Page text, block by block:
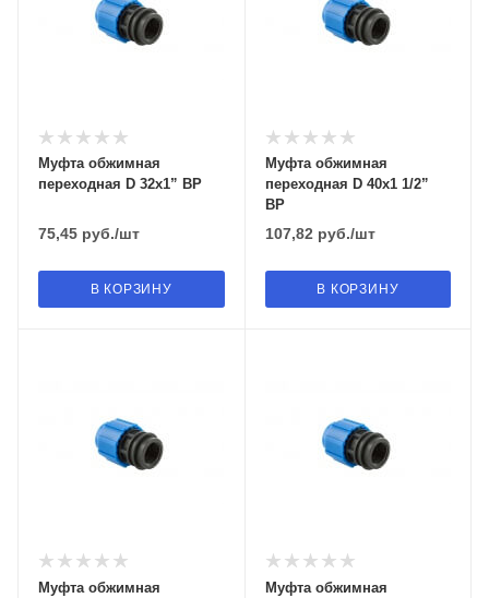
Муфта обжимная
переходная D 32х1” ВР
75,45 руб./шт
В КОРЗИНУ
Муфта обжимная
переходная D 40х1 1/2”
ВР
107,82 руб./шт
В КОРЗИНУ
Муфта обжимная
Муфта обжимная